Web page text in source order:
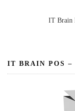
IT Brain
IT BRAIN POS –